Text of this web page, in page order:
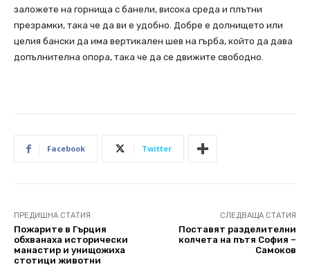
заложете на горнища с банели, висока среда и плътни
презрамки, така че да ви е удобно. Добре е долнището или
целия бански да има вертикален шев на гърба, който да дава
допълнителна опора, така че да се движите свободно.
Facebook Twitter
ПРЕДИШНА СТАТИЯ
Пожарите в Гърция
обхванаха исторически
манастир и унищожиха
стотици животни
СЛЕДВАЩА СТАТИЯ
Поставят разделителни
колчета на пътя София –
Самоков